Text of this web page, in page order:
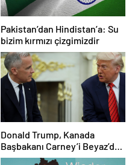
Pakistan’dan Hindistan’a: Su
bizim kırmızı çizgimizdir
Donald Trump, Kanada
Başbakanı Carney’i Beyaz’da
ağırladı